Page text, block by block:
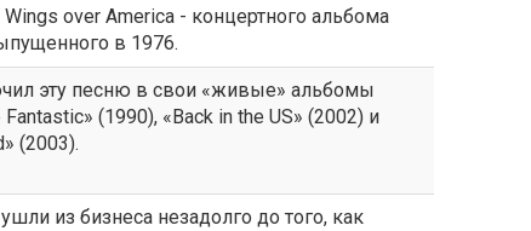
Wings over America - концертного альбома
в 1976.
эту песню в свои «живые» альбомы
(1990), «Back in the US» (2002) и
(2003).
из бизнеса незадолго до того, как